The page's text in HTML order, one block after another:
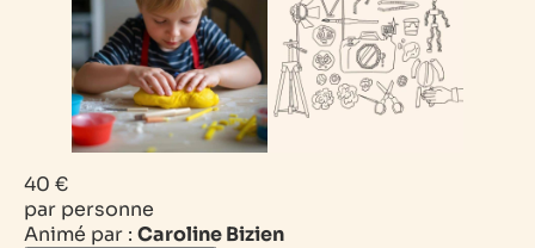
40 €
par personne
Animé par : Caroline Bizien